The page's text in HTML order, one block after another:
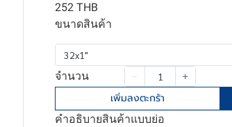
252 THB
ขนาดสินค้า
32x1"
จำนวน
เพิ่มลงตะกร้า
คำอธิบายสินค้าแบบย่อ